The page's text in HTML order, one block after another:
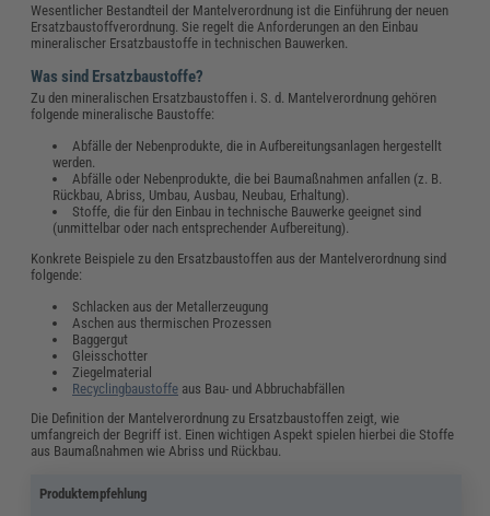
Wesentlicher Bestandteil der Mantelverordnung ist die Einführung der neuen
Ersatzbaustoffverordnung. Sie regelt die Anforderungen an den Einbau
mineralischer Ersatzbaustoffe in technischen Bauwerken.
Was sind Ersatzbaustoffe?
Zu den mineralischen Ersatzbaustoffen i. S. d. Mantelverordnung gehören
folgende mineralische Baustoffe:
Abfälle der Nebenprodukte, die in Aufbereitungsanlagen hergestellt
werden.
Abfälle oder Nebenprodukte, die bei Baumaßnahmen anfallen (z. B.
Rückbau, Abriss, Umbau, Ausbau, Neubau, Erhaltung).
Stoffe, die für den Einbau in technische Bauwerke geeignet sind
(unmittelbar oder nach entsprechender Aufbereitung).
Konkrete Beispiele zu den Ersatzbaustoffen aus der Mantelverordnung sind
folgende:
Schlacken aus der Metallerzeugung
Aschen aus thermischen Prozessen
Baggergut
Gleisschotter
Ziegelmaterial
Recyclingbaustoffe aus Bau- und Abbruchabfällen
Die Definition der Mantelverordnung zu Ersatzbaustoffen zeigt, wie
umfangreich der Begriff ist. Einen wichtigen Aspekt spielen hierbei die Stoffe
aus Baumaßnahmen wie Abriss und Rückbau.
Produktempfehlung